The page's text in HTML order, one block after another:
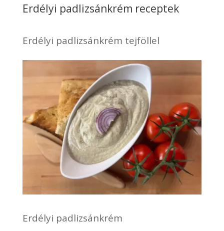
Erdélyi padlizsánkrém receptek
Erdélyi padlizsánkrém tejföllel
Erdélyi padlizsánkrém